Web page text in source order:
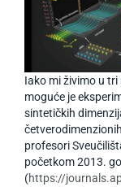
Iako mi živimo u
moguće je
sintetičkih
profesori
početkom 2013.
(https://